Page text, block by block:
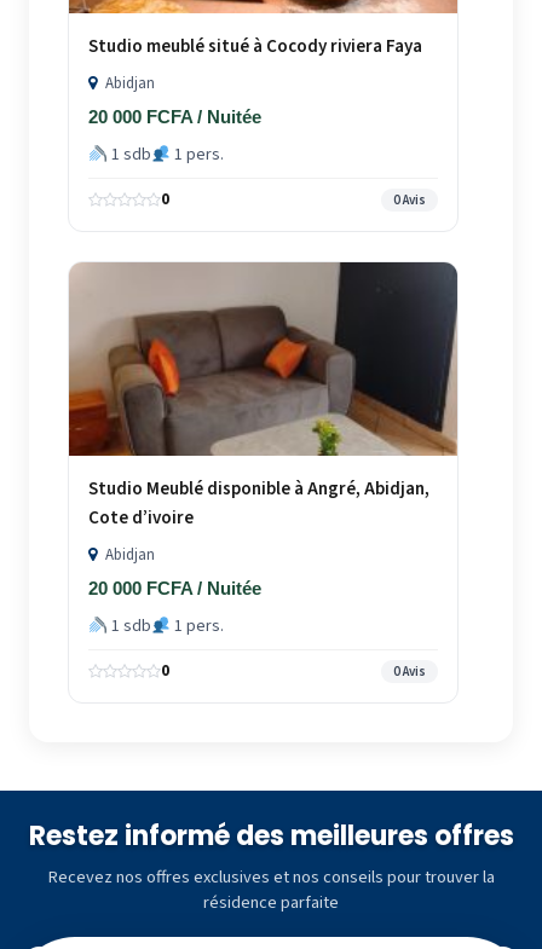
Studio meublé situé à Cocody riviera Faya
Abidjan
20 000 FCFA / Nuitée
1 sdb 1 pers.
0 0 Avis
Studio Meublé disponible à Angré, Abidjan,
Cote d’ivoire
Abidjan
20 000 FCFA / Nuitée
1 sdb 1 pers.
0 0 Avis
Restez informé des meilleures offres
Recevez nos offres exclusives et nos conseils pour trouver la
résidence parfaite